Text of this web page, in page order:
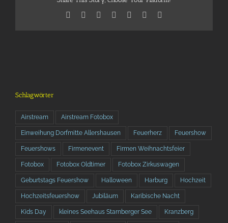
Facebook Reddit LinkedInTelegram
Tumblr
Schlagwörter
Airstream Airstream Fotobox
Einweihung Dorfmitte Allershausen Feuerherz Feuershow
Feuershows Firmenevent Firmen Weihnachtsfeier
Fotobox Fotobox Oldtimer Fotobox Zirkuswagen
Geburtstags Feuershow Halloween Harburg Hochzeit
Hochzeitsfeuershow Jubiläum Karibische Nacht
Kids Day kleines Seehaus Starnberger See Kranzberg